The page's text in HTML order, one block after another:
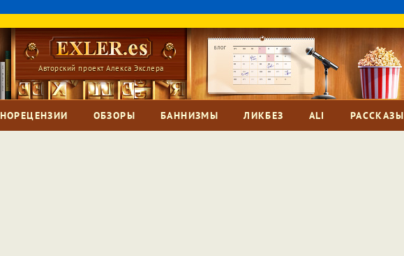
Авторский проект Алекса Экслера
ОБЗОРЫ БАННИЗМЫ ЛИКБЕЗ ALI РАССКАЗЫ